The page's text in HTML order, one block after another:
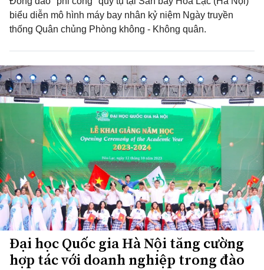
biểu diễn mô hình máy bay nhân kỷ niệm Ngày truyền
thống Quân chủng Phòng không - Không quân.
Đại học Quốc gia Hà Nội tăng cường
hợp tác với doanh nghiệp trong đào